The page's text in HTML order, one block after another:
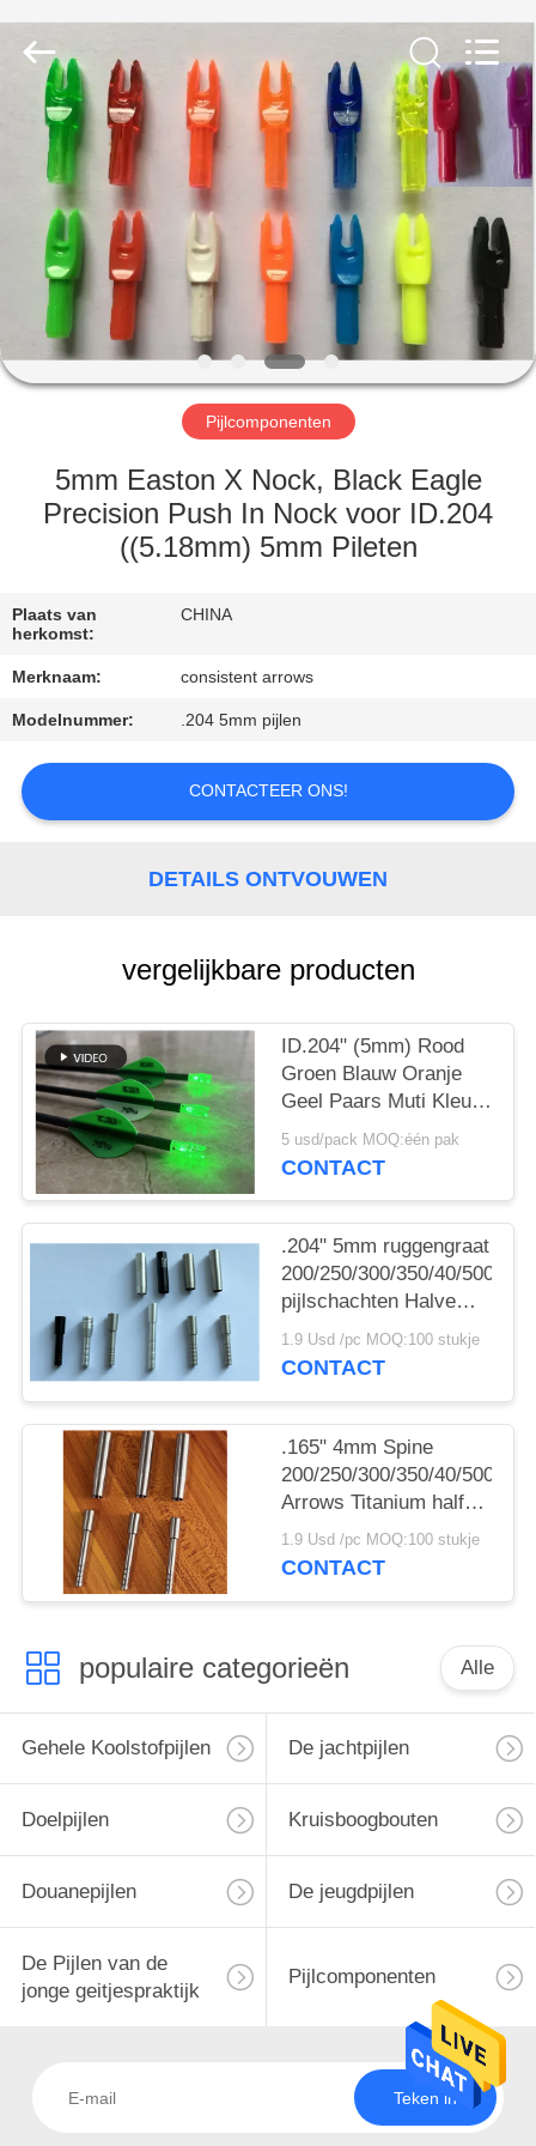
HUIS
PRODUCTEN
ONGEVEER
ONS
FABRIEKSREIS
KWALITEITSCONTROLE
CONTACTEER
EEN
CITAAT
Rights
Reserved.
Pijlcomponenten
5mm Easton X Nock, Black Eagle
Precision Push In Nock voor ID.204
((5.18mm) 5mm Pileten
Plaats van
herkomst:
CHINA
Merknaam: consistent arrows
Modelnummer: .204 5mm pijlen
CONTACTEER ONS!
DETAILS ONTVOUWEN
vergelijkbare producten
ID.204" (5mm) Rood
Groen Blauw Oranje
Geel Paars Muti Kleur
Pijl Verlichtte knoopjes
Met Schakelaar
5 usd/pack MOQ:één pak
CONTACT
.204" 5mm ruggengraat
200/250/300/350/40/500
pijlschachten Halve
post en punt kragen
1.9 Usd /pc MOQ:100 stukje
CONTACT
.165" 4mm Spine
200/250/300/350/40/500
Arrows Titanium half
out inserts and Collars
Sleeve
1.9 Usd /pc MOQ:100 stukje
CONTACT
populaire categorieën Alle
Gehele Koolstofpijlen De jachtpijlen
Doelpijlen Kruisboogbouten
Douanepijlen De jeugdpijlen
De Pijlen van de
jonge geitjespraktijk
Pijlcomponenten
Teken in